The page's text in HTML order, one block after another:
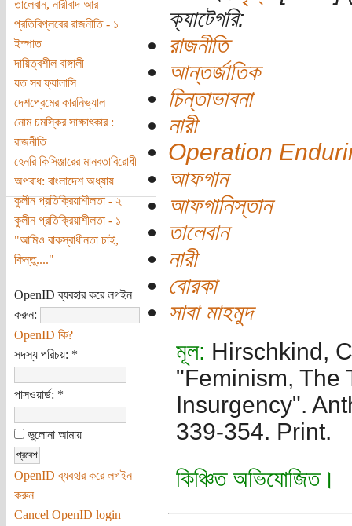
তালেবান, নারীবাদ আর
প্রতিবিপ্লবের রাজনীতি - ১
ইস্পাত
দায়িত্বশীল বাঙ্গালী
যত সব ফ্যালাসি
দেশপ্রেমের কারনিভ্যাল
নোম চমস্কির সাক্ষাৎকার :
রাজনীতি
হেনরি কিসিঞ্জারের মানবতাবিরোধী
অপরাধ: বাংলাদেশ অধ্যায়
কুলীন প্রতিক্রিয়াশীলতা - ২
কুলীন প্রতিক্রিয়াশীলতা - ১
"আমিও বাকস্বাধীনতা চাই,
কিন্তু...."
OpenID ব্যবহার করে লগইন
করুন:
OpenID কি?
সদস্য পরিচয়: *
পাসওয়ার্ড: *
ভুলোনা আমায়
OpenID ব্যবহার করে লগইন
করুন
Cancel OpenID login
ক্যাটেগরি:
রাজনীতি
আন্তর্জাতিক
চিন্তাভাবনা
নারী
Operation
আফগান
আফগানিস্তান
তালেবান
নারী
বোরকা
সাবা মাহমুদ
মূল: Hirschkind,
"Feminism, The
Insurgency".
339-354. Print.
কিঞ্চিত অভিযোজিত।